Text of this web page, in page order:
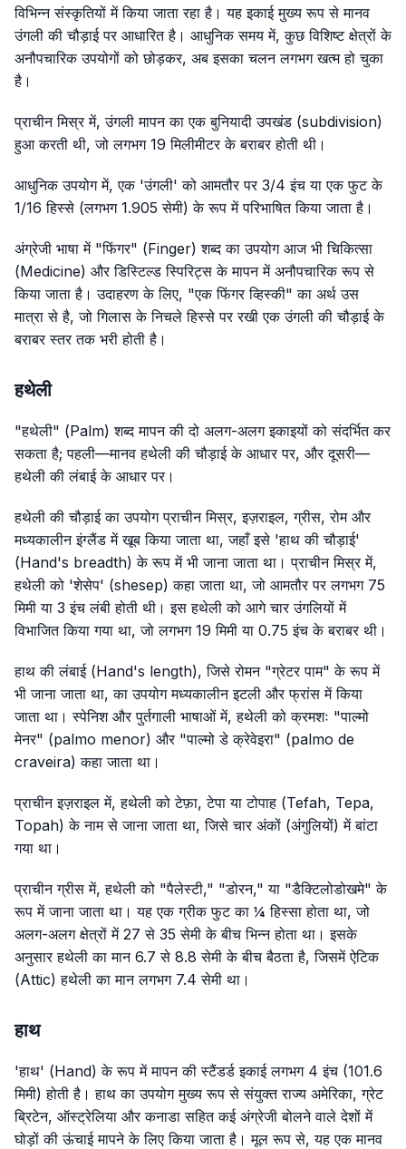
विभिन्न संस्कृतियों में किया जाता रहा है। यह इकाई मुख्य रूप से मानव
उंगली की चौड़ाई पर आधारित है। आधुनिक समय में, कुछ विशिष्ट क्षेत्रों के
अनौपचारिक उपयोगों को छोड़कर, अब इसका चलन लगभग खत्म हो चुका
है।
प्राचीन मिस्र में, उंगली मापन का एक बुनियादी उपखंड (subdivision)
हुआ करती थी, जो लगभग 19 मिलीमीटर के बराबर होती थी।
आधुनिक उपयोग में, एक 'उंगली' को आमतौर पर 3/4 इंच या एक फुट के
1/16 हिस्से (लगभग 1.905 सेमी) के रूप में परिभाषित किया जाता है।
अंग्रेजी भाषा में "फिंगर" (Finger) शब्द का उपयोग आज भी चिकित्सा
(Medicine) और डिस्टिल्ड स्पिरिट्स के मापन में अनौपचारिक रूप से
किया जाता है। उदाहरण के लिए, "एक फिंगर व्हिस्की" का अर्थ उस
मात्रा से है, जो गिलास के निचले हिस्से पर रखी एक उंगली की चौड़ाई के
बराबर स्तर तक भरी होती है।
हथेली
"हथेली" (Palm) शब्द मापन की दो अलग-अलग इकाइयों को संदर्भित कर
सकता है; पहली—मानव हथेली की चौड़ाई के आधार पर, और दूसरी—
हथेली की लंबाई के आधार पर।
हथेली की चौड़ाई का उपयोग प्राचीन मिस्र, इज़राइल, ग्रीस, रोम और
मध्यकालीन इंग्लैंड में खूब किया जाता था, जहाँ इसे 'हाथ की चौड़ाई'
(Hand's breadth) के रूप में भी जाना जाता था। प्राचीन मिस्र में,
हथेली को 'शेसेप' (shesep) कहा जाता था, जो आमतौर पर लगभग 75
मिमी या 3 इंच लंबी होती थी। इस हथेली को आगे चार उंगलियों में
विभाजित किया गया था, जो लगभग 19 मिमी या 0.75 इंच के बराबर थी।
हाथ की लंबाई (Hand's length), जिसे रोमन "ग्रेटर पाम" के रूप में
भी जाना जाता था, का उपयोग मध्यकालीन इटली और फ्रांस में किया
जाता था। स्पेनिश और पुर्तगाली भाषाओं में, हथेली को क्रमशः "पाल्मो
मेनर" (palmo menor) और "पाल्मो डे क्रेवेइरा" (palmo de
craveira) कहा जाता था।
प्राचीन इज़राइल में, हथेली को टेफ़ा, टेपा या टोपाह (Tefah, Tepa,
Topah) के नाम से जाना जाता था, जिसे चार अंकों (अंगुलियों) में बांटा
गया था।
प्राचीन ग्रीस में, हथेली को "पैलेस्टी," "डोरन," या "डैक्टिलोडोखमे" के
रूप में जाना जाता था। यह एक ग्रीक फुट का ¼ हिस्सा होता था, जो
अलग-अलग क्षेत्रों में 27 से 35 सेमी के बीच भिन्न होता था। इसके
अनुसार हथेली का मान 6.7 से 8.8 सेमी के बीच बैठता है, जिसमें ऐटिक
(Attic) हथेली का मान लगभग 7.4 सेमी था।
हाथ
'हाथ' (Hand) के रूप में मापन की स्टैंडर्ड इकाई लगभग 4 इंच (101.6
मिमी) होती है। हाथ का उपयोग मुख्य रूप से संयुक्त राज्य अमेरिका, ग्रेट
ब्रिटेन, ऑस्ट्रेलिया और कनाडा सहित कई अंग्रेजी बोलने वाले देशों में
घोड़ों की ऊंचाई मापने के लिए किया जाता है। मूल रूप से, यह एक मानव